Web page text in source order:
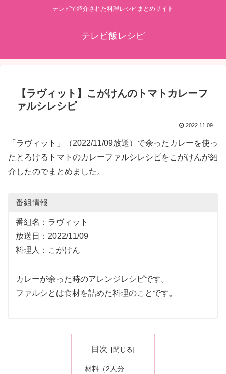
テレビで紹介された料理レシピまとめサイト
テレビ飯レシピ
【ラヴィット】こがけんのトマトカレーフ
ァルシレシピ
2022.11.09
「ラヴィット」（2022/11/09放送）で余ったカレーを使っ
たとろけるトマトのカレーファルシレシピをこがけんが紹
介したのでまとめました。
番組情報
番組名：ラヴィット
放送日：2022/11/09
料理人：こがけん
カレーが余った時のアレンジレシピです。
ファルシとは食材を詰めた料理のことです。
目次
材料（2人分